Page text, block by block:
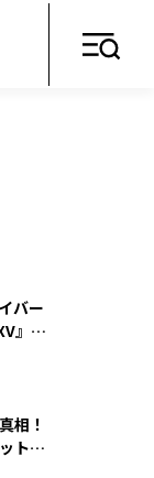
バー
』を
相！
トが